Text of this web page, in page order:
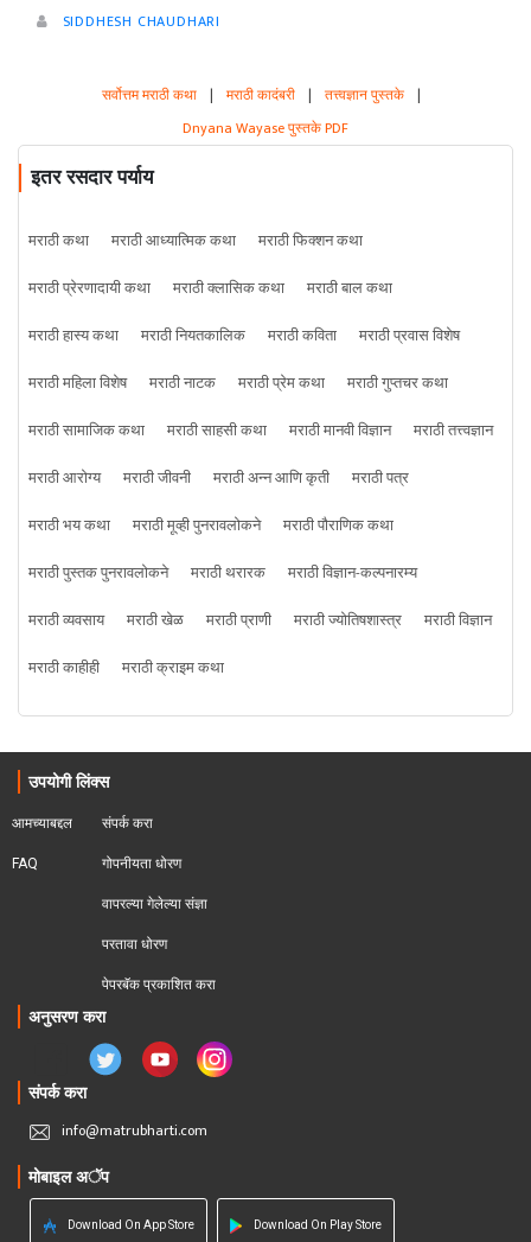
SIDDHESH CHAUDHARI
सर्वोत्तम मराठी कथा | मराठी कादंबरी | तत्त्वज्ञान पुस्तके |
Dnyana Wayase पुस्तके PDF
इतर रसदार पर्याय
मराठी कथा मराठी आध्यात्मिक कथा
मराठी फिक्शन कथा
मराठी प्रेरणादायी कथा
मराठी क्लासिक कथा
मराठी बाल कथा
मराठी हास्य कथा
मराठी नियतकालिक मराठी कविता
मराठी प्रवास विशेष
मराठी महिला विशेष
मराठी नाटक मराठी प्रेम कथा
मराठी गुप्तचर कथा
मराठी सामाजिक कथा
मराठी साहसी कथा मराठी मानवी विज्ञान
मराठी तत्त्वज्ञान
मराठी आरोग्य
मराठी जीवनी मराठी अन्न आणि कृती
मराठी पत्र
मराठी भय कथा
मराठी मूव्ही पुनरावलोकने
मराठी पौराणिक कथा
मराठी पुस्तक पुनरावलोकने
मराठी थरारक
मराठी विज्ञान-कल्पनारम्य
मराठी व्यवसाय
मराठी खेळ मराठी प्राणी मराठी ज्योतिषशास्त्र
मराठी विज्ञान
मराठी काहीही
मराठी क्राइम कथा
उपयोगी लिंक्स
आमच्याबद्दल
FAQ
संपर्क करा
गोपनीयता धोरण
वापरल्या गेलेल्या संज्ञा
परतावा धोरण
पेपरबॅक प्रकाशित करा
अनुसरण करा
संपर्क करा
info@matrubharti.com
मोबाइल अॅप
Download On App Store Download On Play Store